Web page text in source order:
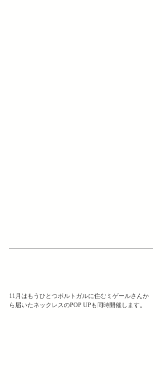
11月はもうひとつポルトガルに住むミゲールさんか
ら届いたネックレスのPOP UPも同時開催します。